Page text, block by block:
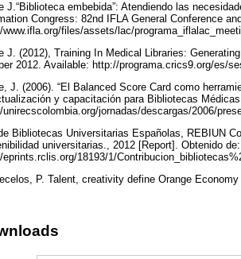
J.“Biblioteca embebida”: Atendiendo las
Congress: 82nd IFLA General Conference
files/assets/lac/
J. (2012), Training In Medical Libraries:
2012. Available: http://programa.crics9.org/es/
J. (2006). “El Balanced Score Card como
y capacitación para Bibliotecas
unirecscolombia.org/jornadas/descargas/2006/
Bibliotecas Universitarias Españolas, REBIUN
universitarias., 2012 [Report]. Obtenido de:
eprints.rclis.org/18193/1/
P. Talent, creativity define Orange